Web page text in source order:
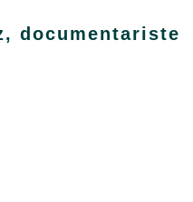
documentariste